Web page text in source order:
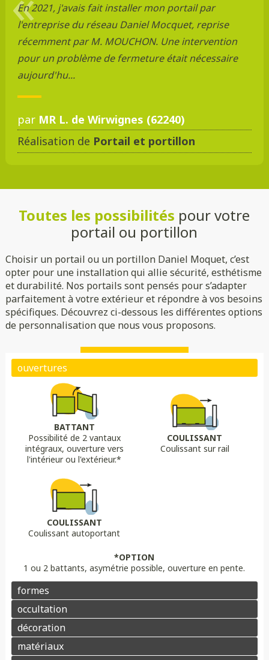
En 2021, j'avais fait installer mon portail par
l'entreprise du réseau Daniel Mocquet, reprise
récemment par M. MOUCHON. Une intervention
pour un problème de fermeture était nécessaire
aujourd'hu...
par MR L. de Wirwignes (62240)
Réalisation de Portail et portillon
Toutes les possibilités pour votre
portail ou portillon
Choisir un portail ou un portillon Daniel Moquet, c’est
opter pour une installation qui allie sécurité, esthétisme
et durabilité. Nos portails sont pensés pour s’adapter
parfaitement à votre extérieur et répondre à vos besoins
spécifiques. Découvrez ci-dessous les différentes options
de personnalisation que nous vous proposons.
BATTANT
Possibilité de 2 vantaux
intégraux, ouverture vers
l'intérieur ou l'extérieur.*
COULISSANT
Coulissant sur rail
COULISSANT
Coulissant autoportant
*OPTION
1 ou 2 battants, asymétrie possible, ouverture en pente.
Biais bas Bombé inversé
Chapeau de gendarmeChapeau de gendarme inversé
Portail pleinPortail semi ajouré Portail ajouré
LAME
Lame 30 cm modulable
OPTION
lame ajourée
OPTION
Lame déco sur mesure
DÉCORS OPTIONS
DMC 304
DMC 305
AluminiumComposite
Pointes
Motorisation
Aluminium